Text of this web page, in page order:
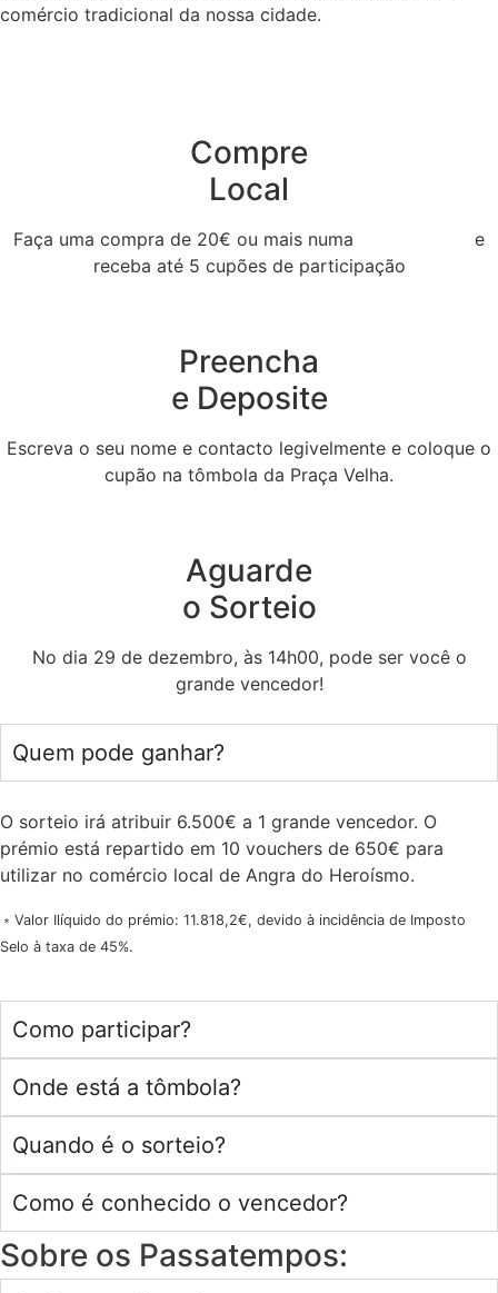
comércio tradicional da nossa cidade.
Compre
Local
Faça uma compra de 20€ ou mais numa
e
receba até 5 cupões de participação
Preencha
e Deposite
Escreva o seu nome e contacto legivelmente e coloque o
cupão na tômbola da Praça Velha.
Aguarde
o Sorteio
No dia 29 de dezembro, às 14h00, pode ser você o
grande vencedor!
Quem pode ganhar?
O sorteio irá atribuir 6.500€ a 1 grande vencedor. O
prémio está repartido em 10 vouchers de 650€ para
utilizar no comércio local de Angra do Heroísmo.
﹡Valor Ilíquido do prémio: 11.818,2€, devido à incidência de Imposto
Selo à taxa de 45%.
Como participar?
Onde está a tômbola?
Quando é o sorteio?
Como é conhecido o vencedor?
Sobre os Passatempos: